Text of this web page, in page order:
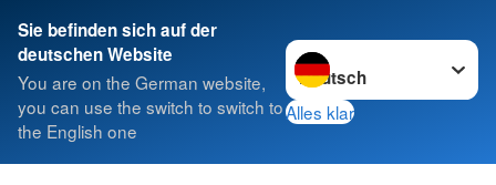
Sie befinden sich auf der
deutschen Website
You are on the German website,
you can use the switch to switch to
the English one
Sprache wechseln zu
Alles klar